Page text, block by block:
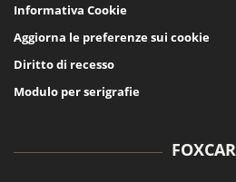
Informativa Cookie
Aggiorna le preferenze sui cookie
Diritto di recesso
Modulo per serigrafie
FOXCAR